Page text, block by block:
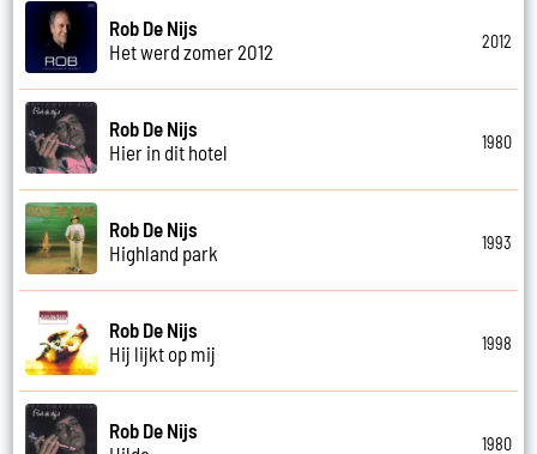
Rob De Nijs
Het werd zomer 2012
2012
Rob De Nijs
Hier in dit hotel
1980
Rob De Nijs
Highland park
1993
Rob De Nijs
Hij lijkt op mij
1998
Rob De Nijs
1980